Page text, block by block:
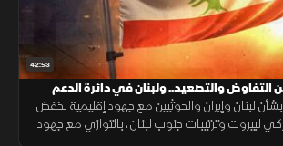
42:53
والتصعيد.. ولبنان في دائرة الدعم
لبنان وإيران والحوثيين مع جهود إقليمية لخفض
لبيروت وترتيبات جنوب لبنان، بالتوازي مع جهود